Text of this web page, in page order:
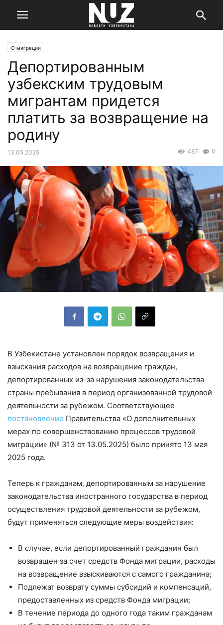
О миграции
Депортированным
узбекским трудовым
мигрантам придется
платить за возвращение на
родину
13.05.2025 0
487
В Узбекистане установлен порядок возвращения и
взыскания расходов на возвращение граждан,
депортированных из-за нарушения законодательства
страны пребывания в период организованной трудовой
деятельности за рубежом. Соответствующее
постановление Правительства «О дополнительных
мерах по совершенствованию процессов трудовой
миграции» (№ 313 от 13.05.2025) было принято 13 мая
2025 года.
Теперь к гражданам, депортированным за нарушение
законодательства иностранного государства в период
осуществления трудовой деятельности за рубежом,
будут применяться следующие меры воздействия:
В случае, если депортированный гражданин был
возвращен за счет средств Фонда миграции, расходы
на возвращение взыскиваются с самого гражданина;
Подлежат возврату суммы субсидий и компенсаций,
предоставленных из средств Фонда миграции;
В течение периода до одного года таким гражданам